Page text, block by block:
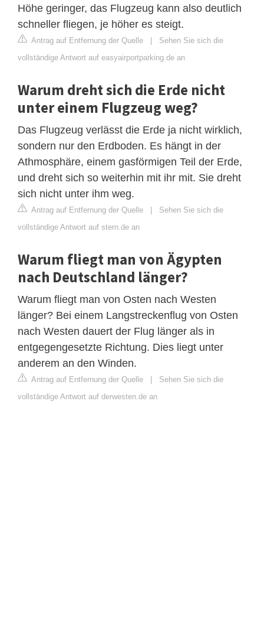
Höhe geringer, das Flugzeug kann also deutlich
schneller fliegen, je höher es steigt.
Antrag auf Entfernung der Quelle | Sehen Sie sich die
vollständige Antwort auf easyairportparking.de an
Warum dreht sich die Erde nicht
unter einem Flugzeug weg?
Das Flugzeug verlässt die Erde ja nicht wirklich,
sondern nur den Erdboden. Es hängt in der
Athmosphäre, einem gasförmigen Teil der Erde,
und dreht sich so weiterhin mit ihr mit. Sie dreht
sich nicht unter ihm weg.
Antrag auf Entfernung der Quelle | Sehen Sie sich die
vollständige Antwort auf stern.de an
Warum fliegt man von Ägypten
nach Deutschland länger?
Warum fliegt man von Osten nach Westen
länger? Bei einem Langstreckenflug von Osten
nach Westen dauert der Flug länger als in
entgegengesetzte Richtung. Dies liegt unter
anderem an den Winden.
Antrag auf Entfernung der Quelle | Sehen Sie sich die
vollständige Antwort auf derwesten.de an